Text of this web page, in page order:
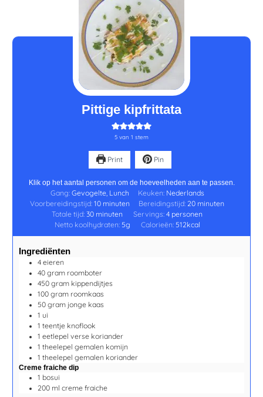
Pittige kipfrittata
5 van 1 stem
Print Pin
Klik op het aantal personen om de hoeveelheden aan te passen.
Gang: Gevogelte, Lunch Keuken: Nederlands
Voorbereidingstijd:10
minuten
minuten Bereidingstijd: 20 minuten
Totale tijd:30
minuten
minuten Servings: 4 personen
Netto koolhydraten: 5g Calorieën: 512kcal
Ingrediënten
4 eieren
40 gram roomboter
450 gram kippendijtjes
100 gram roomkaas
50 gram jonge kaas
1 ui
1 teentje knoflook
1 eetlepel verse koriander
1 theelepel gemalen komijn
1 theelepel gemalen koriander
Creme fraiche dip
1 bosui
200 ml creme fraiche